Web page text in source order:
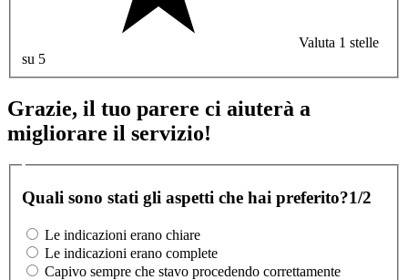
Valuta 1 stelle
su 5
Grazie, il tuo parere ci aiuterà a
migliorare il servizio!
Quali sono stati gli aspetti che hai preferito?1/2
Le indicazioni erano chiare
Le indicazioni erano complete
Capivo sempre che stavo procedendo correttamente